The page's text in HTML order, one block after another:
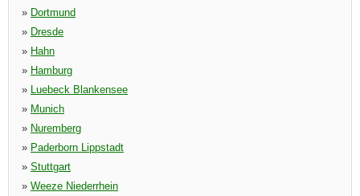
» Dortmund
» Dresde
» Hahn
» Hamburg
» Luebeck Blankensee
» Munich
» Nuremberg
» Paderborn Lippstadt
» Stuttgart
» Weeze Niederrhein